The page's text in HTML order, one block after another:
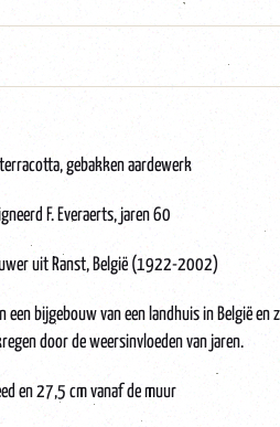
gebakken aardewerk
F. Everaerts, jaren 60
uit Ranst, België (1922-2002)
een bijgebouw van een landhuis in België en
door de weersinvloeden van jaren.
en 27,5 cm vanaf de muur